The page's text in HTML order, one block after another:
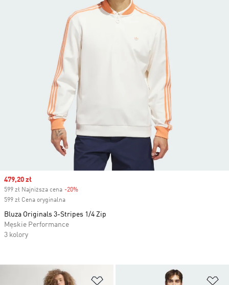
Dodaj do listy życzeń
Sale price
479,20 zł
599 zł Najniższa cena -20%
599 zł Cena oryginalna
Bluza Originals 3-Stripes 1/4 Zip
Męskie Performance
3 kolory